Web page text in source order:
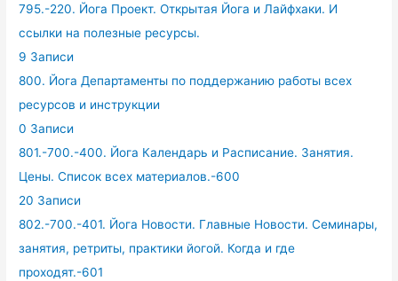
795.-220. Йога Проект. Открытая Йога и Лайфхаки. И
ссылки на полезные ресурсы.
9 Записи
800. Йога Департаменты по поддержанию работы всех
ресурсов и инструкции
0 Записи
801.-700.-400. Йога Календарь и Расписание. Занятия.
Цены. Список всех материалов.-600
20 Записи
802.-700.-401. Йога Новости. Главные Новости. Семинары,
занятия, ретриты, практики йогой. Когда и где
проходят.-601